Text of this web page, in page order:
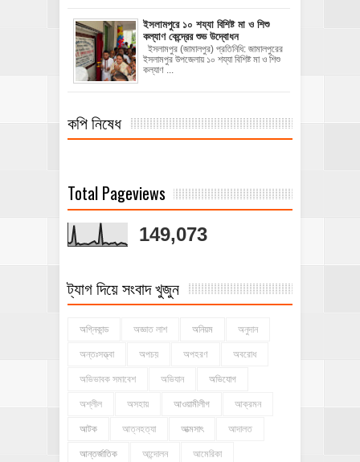
ইসলামপুরে ১০ শয্যা বিশিষ্ট মা ও শিশু
কল্যাণ কেন্দ্রের শুভ উদ্বোধন
ইসলামপুর (জামালপুর) প্রতিনিধি: জামালপুরের
ইসলামপুর উপজেলায় ১০ শয্যা বিশিষ্ট মা ও শিশু
কল্যাণ ...
কপি নিষেধ
Total Pageviews
149,073
ট্যাগ দিয়ে সংবাদ খুজুন
অগ্নিকান্ড অজ্ঞাত লাশ অনিয়ম অনুদান
অন্তঃসত্ত্বা অপচয় অপহরণ অবরোধ
অভিভাবক সমাবেশ অভিযান অভিযোগ
অশ্লীল অসহায় আওয়ামীলীগ আক্রমন
আটক আত্নহত্যা আত্মসাৎ আদালত
আন্তর্জাতিক আন্দোলন আমেরিকা